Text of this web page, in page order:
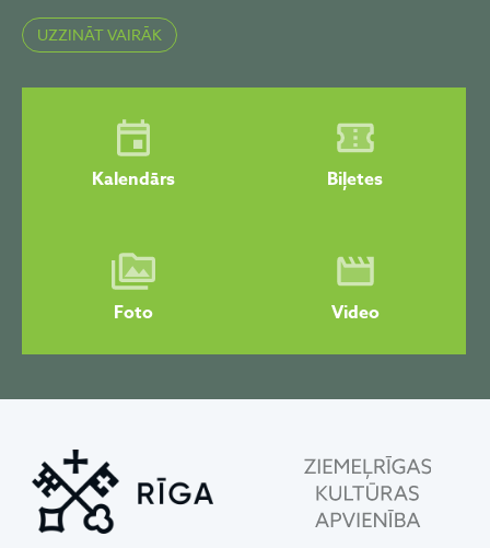
UZZINĀT VAIRĀK
Kalendārs Biļetes
Foto Video